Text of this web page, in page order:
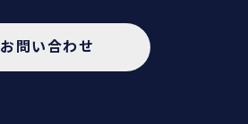
お問い合わせ